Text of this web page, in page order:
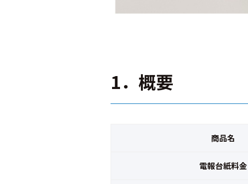
1．概要
商品名
電報台紙料金